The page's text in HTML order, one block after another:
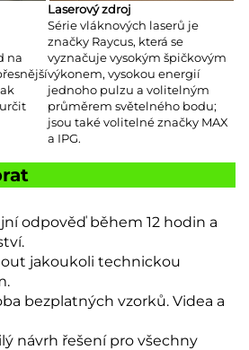
na
Laserový zdroj
Série vláknových laserů je
značky Raycus, která se
vyznačuje vysokým špičkovým
výkonem, vysokou energií
jednoho pulzu a volitelným
průměrem světelného bodu;
jsou také volitelné značky MAX
a IPG.
odpověď během 12 hodin a
jakoukoli technickou
bezplatných vzorků. Videa a
návrh řešení pro všechny